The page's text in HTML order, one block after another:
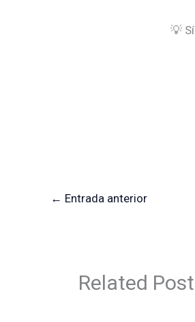
💡
← Entrada anterior
Related